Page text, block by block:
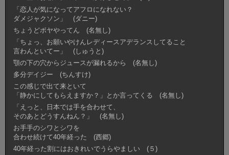
「恋人が気になってアフロになれない？
ダメジャクソン」 (ダニー)
ちょうどボヤやってん (名無し)
「ちょっ、お願いやけんレディースアデランスしてること
言わんといてー」 (しゅうと)
顎の下の穴からジュースが漏れるから (名無し)
多分デイジー (ちんすけ)
この感じで出て来といて
「静かにしてもらえますか？」とか言ってくる (名無し)
「えっと、日本では手を合わせて、
そのあとどうすんねん？」 (名無し)
お手手のシワとシワを
合わせ続けて40年経った (西郷)
40年経った割にはおきれいでうらやましい (５)